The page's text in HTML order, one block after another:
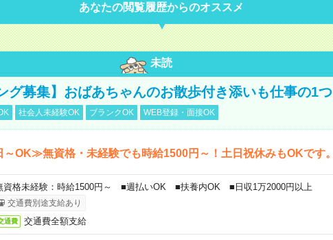
あなたの閲覧履歴からのオススメ
未読
グ募集】おばあちゃんのお散歩付き添いも仕事の1つ
社会人未経験OK ブランクOK WEB登録・面接OK
OK≫無資格・未経験でも時給1500円～！土日祝休みもOKです。
資格未経験：時給1500円～ ■週払いOK ■扶養内OK ■日収1万2000円以上
交通費別途支給あり
通費 交通費全額支給